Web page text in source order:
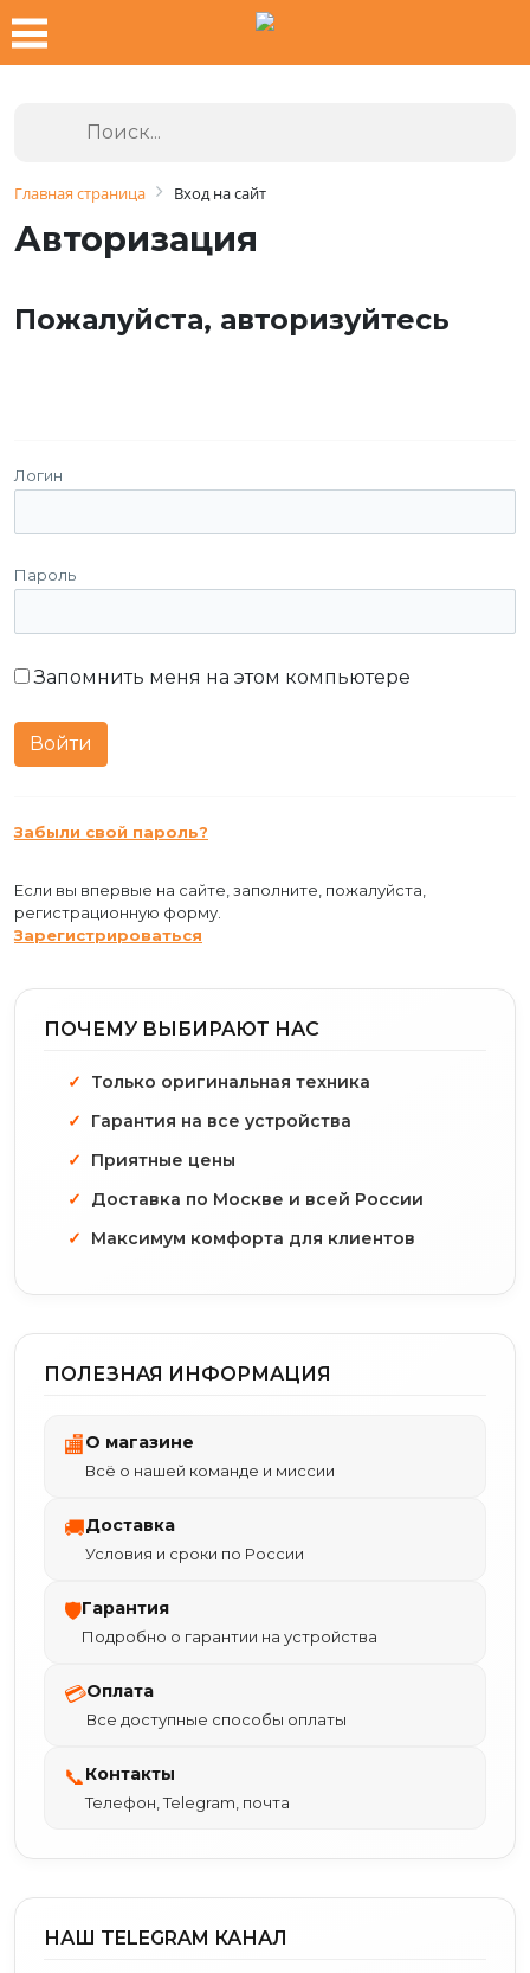
Главная страница Вход на сайт
Авторизация
Пожалуйста, авторизуйтесь
Логин
Пароль
Запомнить меня на этом компьютере
Забыли свой пароль?
Если вы впервые на сайте, заполните, пожалуйста,
регистрационную форму.
Зарегистрироваться
ПОЧЕМУ ВЫБИРАЮТ НАС
Только оригинальная техника
Гарантия на все устройства
Приятные цены
Доставка по Москве и всей России
Максимум комфорта для клиентов
ПОЛЕЗНАЯ ИНФОРМАЦИЯ
🏬О магазине
Всё о нашей команде и миссии
🚚Доставка
Условия и сроки по России
🛡Гарантия
Подробно о гарантии на устройства
💳Оплата
Все доступные способы оплаты
📞Контакты
Телефон, Telegram, почта
НАШ TELEGRAM КАНАЛ